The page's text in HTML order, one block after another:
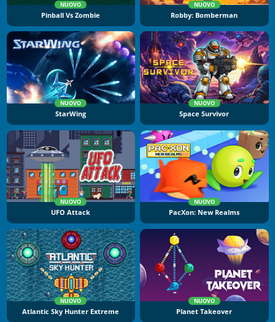
NUOVO
Pinball Vs Zombie
NUOVO
Robby: Bomberman
NUOVO
StarWing
NUOVO
Space Survivor
NUOVO
UFO Attack
NUOVO
PacXon: New Realms
NUOVO
Atlantic Sky Hunter Extreme
NUOVO
Planet Takeover